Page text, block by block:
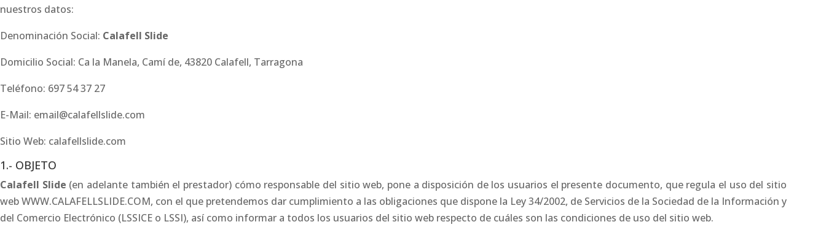
nuestros datos:
Denominación Social: Calafell Slide
Domicilio Social: Ca la Manela, Camí de, 43820 Calafell, Tarragona
Teléfono: 697 54 37 27
E-Mail: email@calafellslide.com
Sitio Web: calafellslide.com
1.- OBJETO
Calafell Slide (en adelante también el prestador) cómo responsable del sitio web, pone a disposición de los usuarios el presente documento, que regula el uso del sitio
web WWW.CALAFELLSLIDE.COM, con el que pretendemos dar cumplimiento a las obligaciones que dispone la Ley 34/2002, de Servicios de la Sociedad de la Información y
del Comercio Electrónico (LSSICE o LSSI), así como informar a todos los usuarios del sitio web respecto de cuáles son las condiciones de uso del sitio web.